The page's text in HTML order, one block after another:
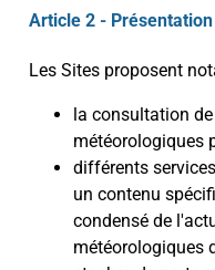
Article 2 -
Les Sites proposent
la consultation
météorologiques
différents
un contenu
condensé de
météorologiques